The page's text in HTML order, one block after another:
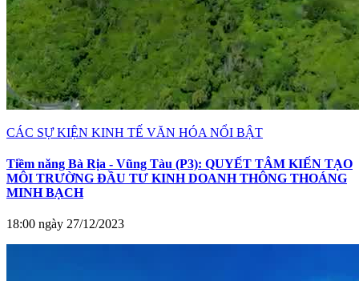
CÁC SỰ KIỆN KINH TẾ VĂN HÓA NỔI BẬT
Tiềm năng Bà Rịa - Vũng Tàu (P3): QUYẾT TÂM KIẾN TẠO
MÔI TRƯỜNG ĐẦU TƯ KINH DOANH THÔNG THOÁNG
MINH BẠCH
18:00 ngày 27/12/2023